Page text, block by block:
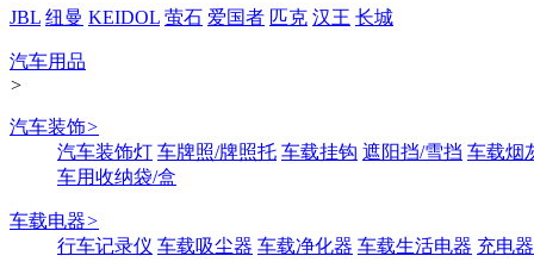
JBL 纽曼 KEIDOL 萤石 爱国者 匹克 汉王 长城
汽车用品
>
汽车装饰>
汽车装饰灯 车牌照/牌照托 车载挂钩 遮阳挡/雪挡 车载烟
车用收纳袋/盒
车载电器>
行车记录仪 车载吸尘器 车载净化器 车载生活电器 充电